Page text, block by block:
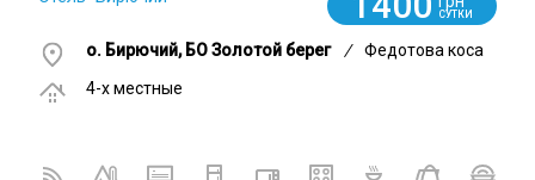
СУТКИ
о. Бирючий, БО Золотой берег /
Федотова коса
4-x местные